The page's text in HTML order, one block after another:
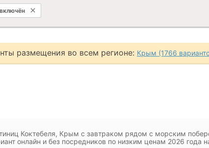
размещения во всем регионе: Крым (1766
Коктебеля, Крым с завтраком рядом с морским
онлайн и без посредников по низким ценам 2026 года